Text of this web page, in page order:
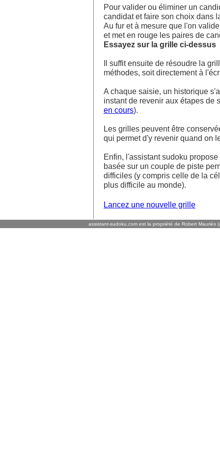
Pour valider ou éliminer un
candidat et faire son choix dans
Au fur et à mesure que l'on
et met en rouge les paires de
Essayez sur la grille ci-dessus
Il suffit ensuite de résoudre la
méthodes, soit directement à
A chaque saisie, un historique
instant de revenir aux étapes de
en cours).
Les grilles peuvent être
qui permet d'y revenir quand on
Enfin, l'assistant sudoku
basée sur un couple de piste
difficiles (y compris celle de la
plus difficile au monde).
Lancez une nouvelle grille
assistant-sudoku.com est la propriété de Robert Mauriès